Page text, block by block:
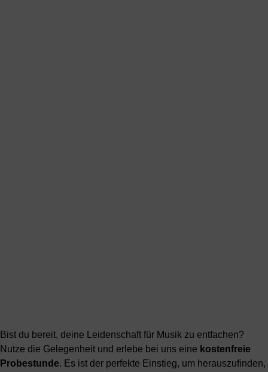
Bist du bereit, deine Leidenschaft für Musik zu entfachen?
Nutze die Gelegenheit und erlebe bei uns eine kostenfreie
Probestunde. Es ist der perfekte Einstieg, um herauszufinden,